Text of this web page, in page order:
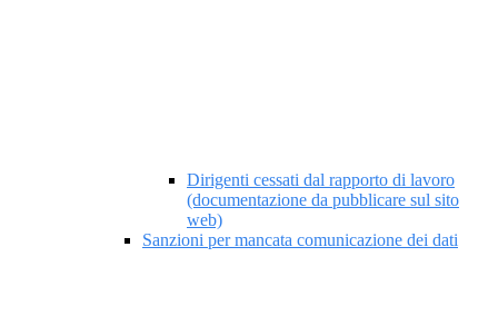
Dirigenti cessati dal rapporto di lavoro
(documentazione da pubblicare sul sito
web)
Sanzioni per mancata comunicazione dei dati